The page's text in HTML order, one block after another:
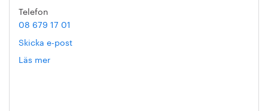
Telefon
08 679 17 01
Skicka e-post
Läs mer